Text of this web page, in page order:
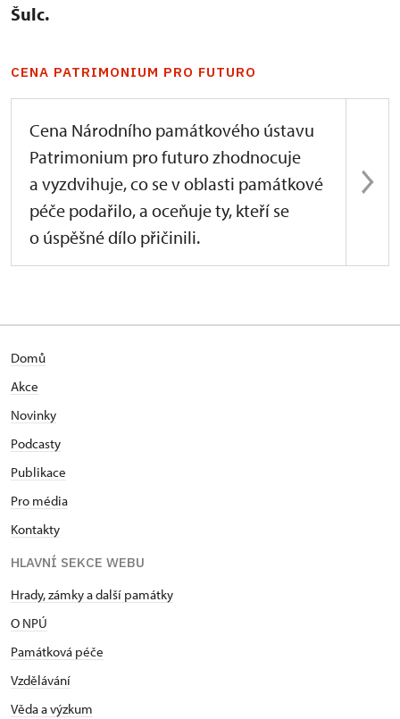
Šulc.
CENA PATRIMONIUM PRO FUTURO
Cena Národního památkového ústavu
Patrimonium pro futuro zhodnocuje
a vyzdvihuje, co se v oblasti památkové
péče podařilo, a oceňuje ty, kteří se
o úspěšné dílo přičinili.
Domů
Akce
Novinky
Podcasty
Publikace
Pro média
Kontakty
HLAVNÍ SEKCE WEBU
Hrady, zámky a další památky
O NPÚ
Památková péče
Vzdělávání
Věda a výzkum